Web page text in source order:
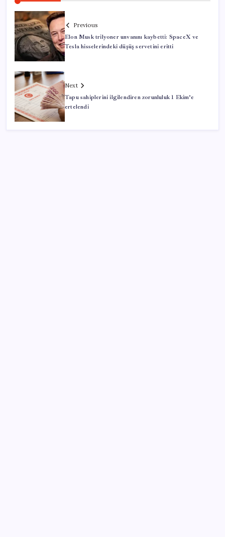
Previous
Elon Musk trilyoner unvanını kaybetti: SpaceX ve
Tesla hisselerindeki düşüş servetini eritti
Next
Tapu sahiplerini ilgilendiren zorunluluk 1 Ekim’e
ertelendi